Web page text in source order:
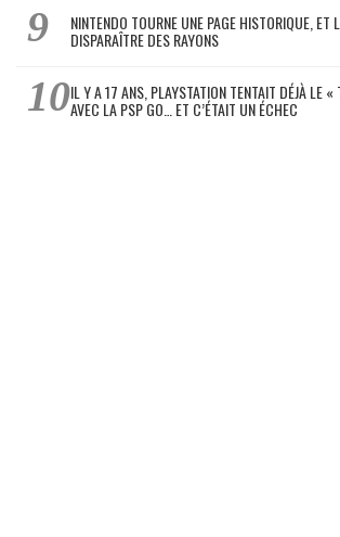
NINTENDO TOURNE UNE PAGE HISTORIQUE,
DISPARAÎTRE DES RAYONS
IL Y A 17 ANS, PLAYSTATION TENTAIT DÉJÀ LE
AVEC LA PSP GO… ET C’ÉTAIT UN ÉCHEC